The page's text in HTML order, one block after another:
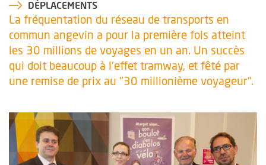
DÉPLACEMENTS
La fréquentation du réseau de transports en
commun angevin a pour la première fois atteint
les 30 millions de voyages en un an. Un succès
qui doit beaucoup à l'effet tramway, et fêté par
une remise de prix au "30 millionième voyageur".